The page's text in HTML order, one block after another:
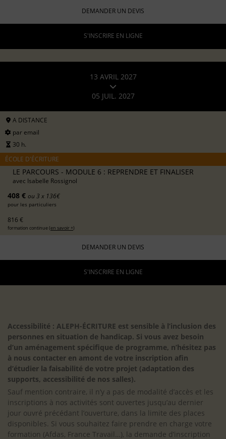
DEMANDER UN DEVIS
S'INSCRIRE EN LIGNE
13 AVRIL 2027
05 JUIL. 2027
A DISTANCE
par email
30 h.
ÉCOLE D'ÉCRITURE
LE PARCOURS - MODULE 6 : REPRENDRE ET FINALISER
avec Isabelle Rossignol
408 € ou 3 x 136€
pour les particuliers
816 €
formation continue (en savoir +)
DEMANDER UN DEVIS
S'INSCRIRE EN LIGNE
Accessibilité : ALEPH-ÉCRITURE est sensible à l’inclusion des
personnes en situation de handicap. Si vous avez besoin
d’un aménagement spécifique de programme, n’hésitez pas
à nous contacter en amont de votre inscription afin
d’étudier la faisabilité de votre projet (adaptation des
supports, accessibilité de nos salles).
Sauf mention contraire, il n’y a pas de modalité d’accès et les
inscriptions à nos activités sont ouvertes jusqu’au dernier
jour ouvré précédant l’ouverture, dans la limite des places
disponibles. Si vous souhaitez faire prendre en charge votre
formation (Afdas, France Travail…), la demande d’inscription